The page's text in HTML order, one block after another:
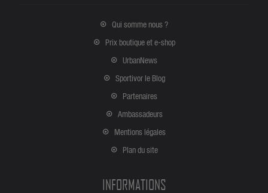
Qui somme nous ?
Prix boutique et e-shop
UrbanNews
Sportivor le Blog
Partenaires
Ambassadeurs
Mentions légales
Plan du site
INFORMATIONS